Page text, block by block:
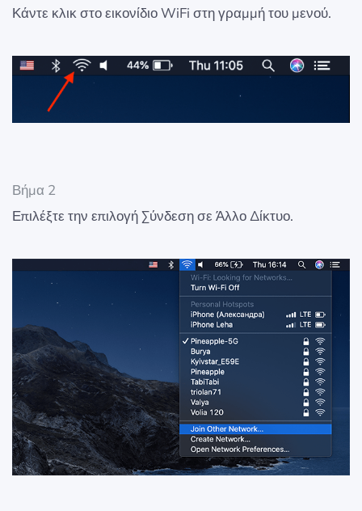
Κάντε κλικ στο εικονίδιο WiFi στη γραμμή του μενού.
Βήμα 2
Επιλέξτε την επιλογή Σύνδεση σε Άλλο Δίκτυο.